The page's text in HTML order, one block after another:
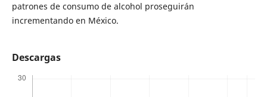
patrones de consumo de alcohol proseguirán
incrementando en México.
Descargas